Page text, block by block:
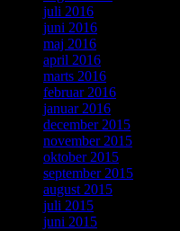
juli 2016
juni 2016
maj 2016
april 2016
marts 2016
februar 2016
januar 2016
december 2015
november 2015
oktober 2015
september 2015
august 2015
juli 2015
juni 2015